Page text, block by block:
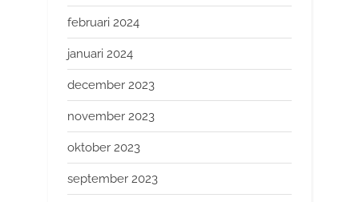
februari 2024
januari 2024
december 2023
november 2023
oktober 2023
september 2023